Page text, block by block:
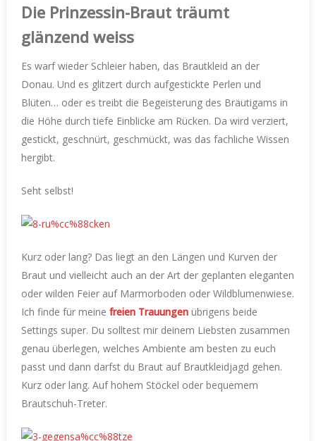
Die Prinzessin-Braut träumt
glänzend weiss
Es warf wieder Schleier haben, das Brautkleid an der
Donau. Und es glitzert durch aufgestickte Perlen und
Blüten… oder es treibt die Begeisterung des Bräutigams in
die Höhe durch tiefe Einblicke am Rücken. Da wird verziert,
gestickt, geschnürt, geschmückt, was das fachliche Wissen
hergibt.
Seht selbst!
Kurz oder lang? Das liegt an den Längen und Kurven der
Braut und vielleicht auch an der Art der geplanten eleganten
oder wilden Feier auf Marmorboden oder Wildblumenwiese.
Ich finde für meine freien Trauungen übrigens beide
Settings super. Du solltest mir deinem Liebsten zusammen
genau überlegen, welches Ambiente am besten zu euch
passt und dann darfst du Braut auf Brautkleidjagd gehen.
Kurz oder lang. Auf hohem Stöckel oder bequemem
Brautschuh-Treter.